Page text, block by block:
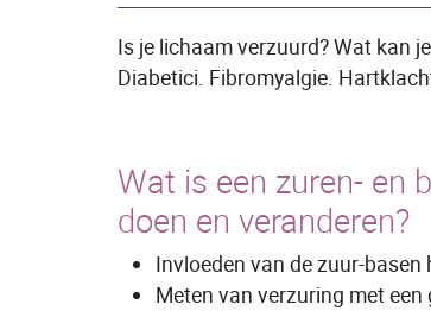
Is je lichaam verzuurd? Wat kan
Diabetici. Fibromyalgie.
Wat is een zuren- en
doen en veranderen?
Invloeden van de zuur-basen
Meten van verzuring met